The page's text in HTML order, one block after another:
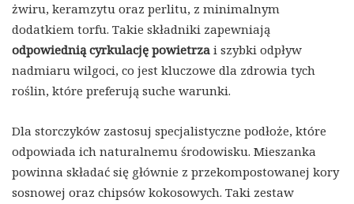
żwiru, keramzytu oraz perlitu, z minimalnym
dodatkiem torfu. Takie składniki zapewniają
odpowiednią cyrkulację powietrza i szybki odpływ
nadmiaru wilgoci, co jest kluczowe dla zdrowia tych
roślin, które preferują suche warunki.
Dla storczyków zastosuj specjalistyczne podłoże, które
odpowiada ich naturalnemu środowisku. Mieszanka
powinna składać się głównie z przekompostowanej kory
sosnowej oraz chipsów kokosowych. Taki zestaw